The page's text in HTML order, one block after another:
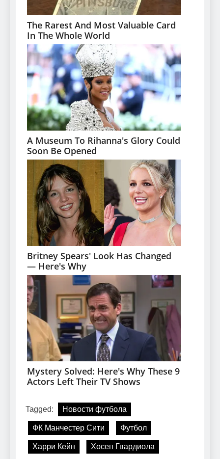
Tagged: Новости футбола
ФК Манчестер Сити Футбол
Харри Кейн Хосеп Гвардиола